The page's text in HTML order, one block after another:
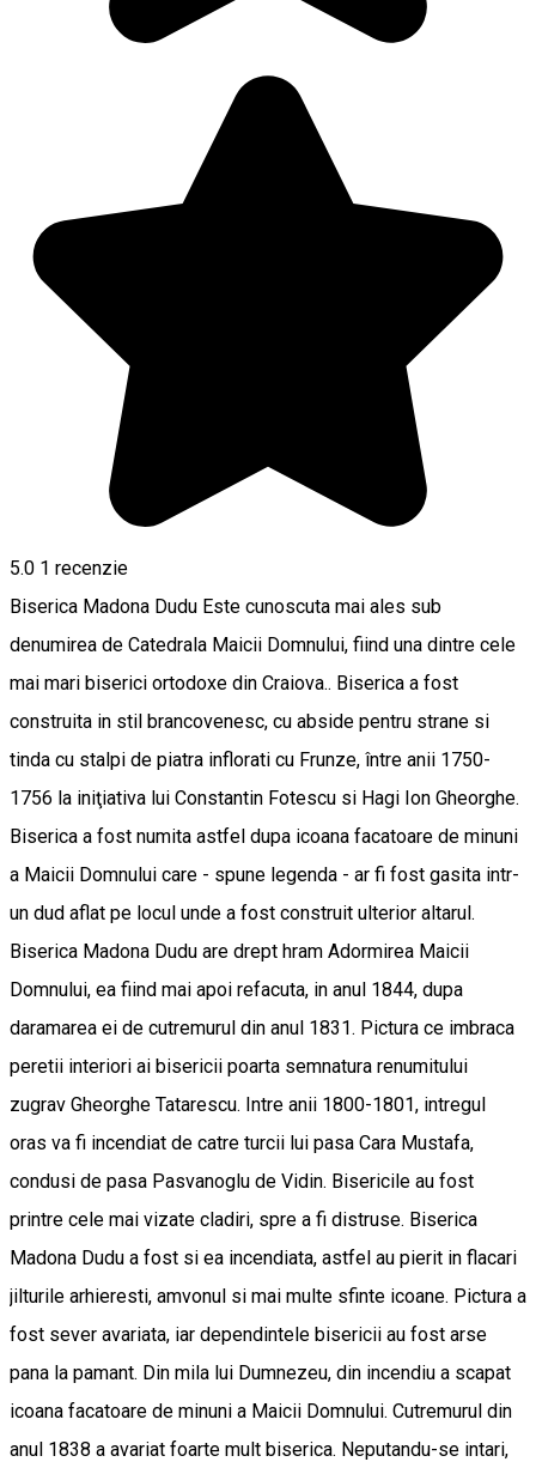
5.0 1 recenzie
Biserica Madona Dudu Este cunoscuta mai ales sub
denumirea de Catedrala Maicii Domnului, fiind una dintre cele
mai mari biserici ortodoxe din Craiova.. Biserica a fost
construita in stil brancovenesc, cu abside pentru strane si
tinda cu stalpi de piatra inflorati cu Frunze, între anii 1750-
1756 la iniţiativa lui Constantin Fotescu si Hagi Ion Gheorghe.
Biserica a fost numita astfel dupa icoana facatoare de minuni
a Maicii Domnului care - spune legenda - ar fi fost gasita intr-
un dud aflat pe locul unde a fost construit ulterior altarul.
Biserica Madona Dudu are drept hram Adormirea Maicii
Domnului, ea fiind mai apoi refacuta, in anul 1844, dupa
daramarea ei de cutremurul din anul 1831. Pictura ce imbraca
peretii interiori ai bisericii poarta semnatura renumitului
zugrav Gheorghe Tatarescu. Intre anii 1800-1801, intregul
oras va fi incendiat de catre turcii lui pasa Cara Mustafa,
condusi de pasa Pasvanoglu de Vidin. Bisericile au fost
printre cele mai vizate cladiri, spre a fi distruse. Biserica
Madona Dudu a fost si ea incendiata, astfel au pierit in flacari
jilturile arhieresti, amvonul si mai multe sfinte icoane. Pictura a
fost sever avariata, iar dependintele bisericii au fost arse
pana la pamant. Din mila lui Dumnezeu, din incendiu a scapat
icoana facatoare de minuni a Maicii Domnului. Cutremurul din
anul 1838 a avariat foarte mult biserica. Neputandu-se intari,